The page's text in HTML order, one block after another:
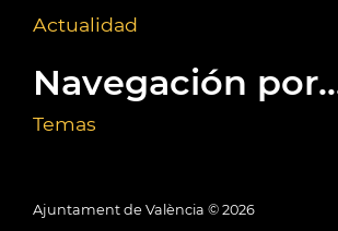
Actualidad
Navegación
Temas
Ajuntament de València © 2026